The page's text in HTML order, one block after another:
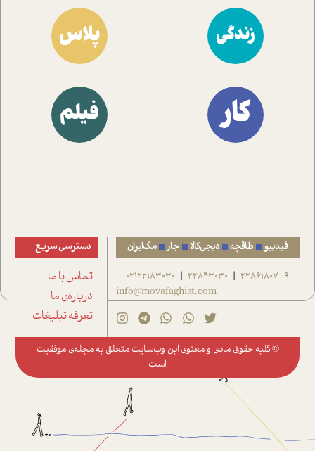
زندگی پلاس
کار فیلم
فیدیبو طاقچه دیجی‌کالا جار مگ‌ایران
22861807-9
|
22843030
|
02122183030
info@movafaghiat.com
دسترسی سریع
تماس با ما
درباره‌ی ما
تعرفه تبلیغات
© کلیه حقوق مادی و معنوی این وب‌سایت متعلق به مجله‌ی موفقیت
است